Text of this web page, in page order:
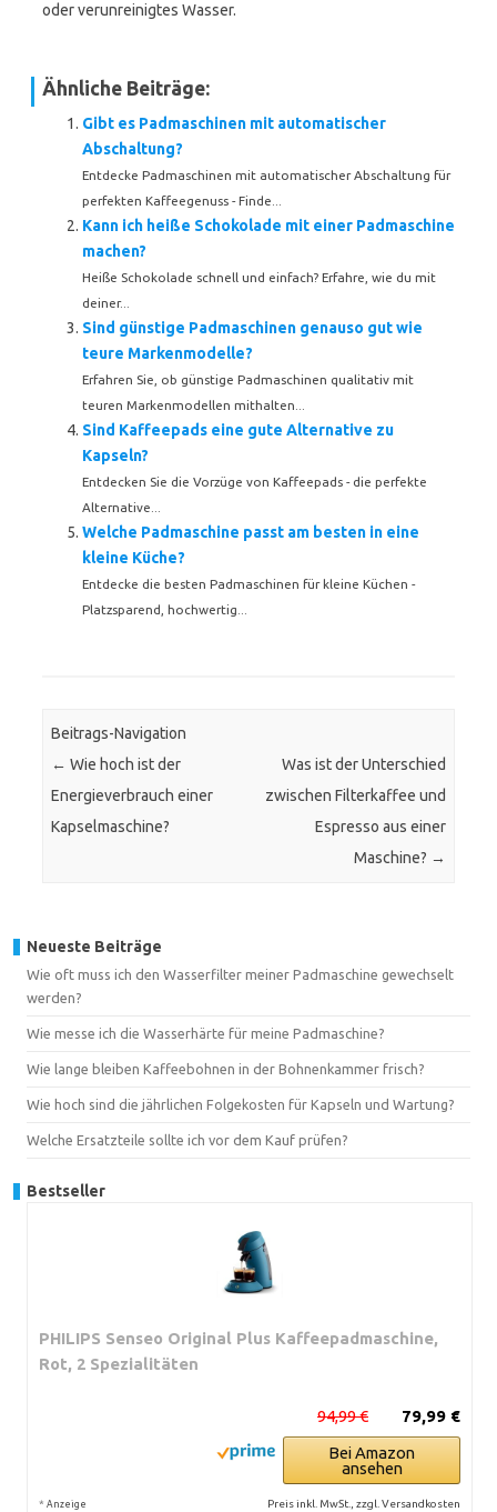
oder verunreinigtes Wasser.
Ähnliche Beiträge:
Gibt es Padmaschinen mit automatischer
Abschaltung?
Entdecke Padmaschinen mit automatischer Abschaltung für
perfekten Kaffeegenuss - Finde...
Kann ich heiße Schokolade mit einer Padmaschine
machen?
Heiße Schokolade schnell und einfach? Erfahre, wie du mit
deiner...
Sind günstige Padmaschinen genauso gut wie
teure Markenmodelle?
Erfahren Sie, ob günstige Padmaschinen qualitativ mit
teuren Markenmodellen mithalten...
Sind Kaffeepads eine gute Alternative zu
Kapseln?
Entdecken Sie die Vorzüge von Kaffeepads - die perfekte
Alternative...
Welche Padmaschine passt am besten in eine
kleine Küche?
Entdecke die besten Padmaschinen für kleine Küchen -
Platzsparend, hochwertig...
Beitrags-Navigation
← Wie hoch ist der
Energieverbrauch einer
Kapselmaschine?
Was ist der Unterschied
zwischen Filterkaffee und
Espresso aus einer
Maschine? →
Neueste Beiträge
Wie oft muss ich den Wasserfilter meiner Padmaschine gewechselt
werden?
Wie messe ich die Wasserhärte für meine Padmaschine?
Wie lange bleiben Kaffeebohnen in der Bohnenkammer frisch?
Wie hoch sind die jährlichen Folgekosten für Kapseln und Wartung?
Welche Ersatzteile sollte ich vor dem Kauf prüfen?
Bestseller
PHILIPS Senseo Original Plus Kaffeepadmaschine,
Rot, 2 Spezialitäten
79,99 €
94,99 €
Bei Amazon
ansehen
* Anzeige Preis inkl. MwSt., zzgl. Versandkosten